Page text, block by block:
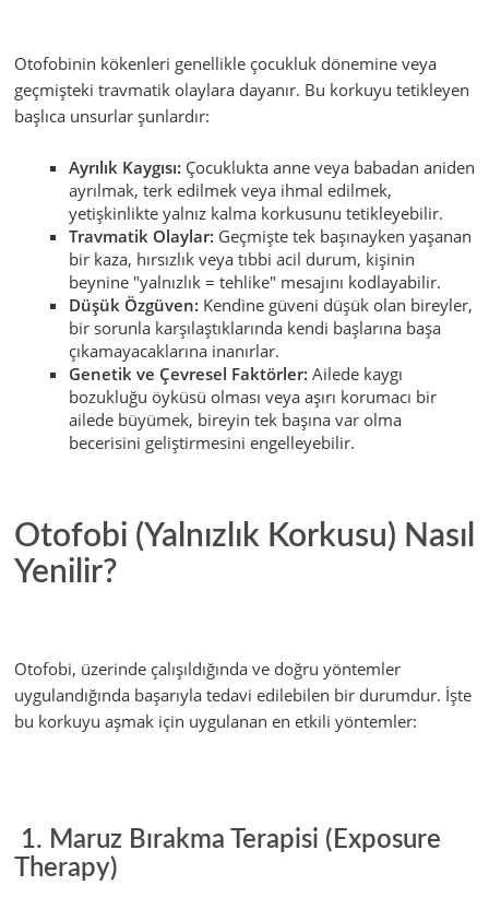
Otofobinin kökenleri genellikle çocukluk dönemine veya
geçmişteki travmatik olaylara dayanır. Bu korkuyu tetikleyen
başlıca unsurlar şunlardır:
Ayrılık Kaygısı: Çocuklukta anne veya babadan aniden
ayrılmak, terk edilmek veya ihmal edilmek,
yetişkinlikte yalnız kalma korkusunu tetikleyebilir.
Travmatik Olaylar: Geçmişte tek başınayken yaşanan
bir kaza, hırsızlık veya tıbbi acil durum, kişinin
beynine "yalnızlık = tehlike" mesajını kodlayabilir.
Düşük Özgüven: Kendine güveni düşük olan bireyler,
bir sorunla karşılaştıklarında kendi başlarına başa
çıkamayacaklarına inanırlar.
Genetik ve Çevresel Faktörler: Ailede kaygı
bozukluğu öyküsü olması veya aşırı korumacı bir
ailede büyümek, bireyin tek başına var olma
becerisini geliştirmesini engelleyebilir.
Otofobi (Yalnızlık Korkusu) Nasıl
Yenilir?
Otofobi, üzerinde çalışıldığında ve doğru yöntemler
uygulandığında başarıyla tedavi edilebilen bir durumdur. İşte
bu korkuyu aşmak için uygulanan en etkili yöntemler:
1. Maruz Bırakma Terapisi (Exposure
Therapy)